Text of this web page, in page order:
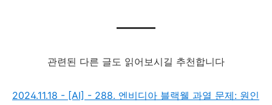
관련된 다른 글도 읽어보시길 추천합니다
2024.11.18 - [AI] - 288. 엔비디아 블랙웰 과열 문제: 원인